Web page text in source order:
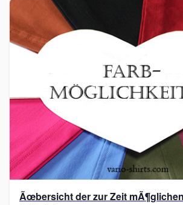
Ãœbersicht der zur Zeit